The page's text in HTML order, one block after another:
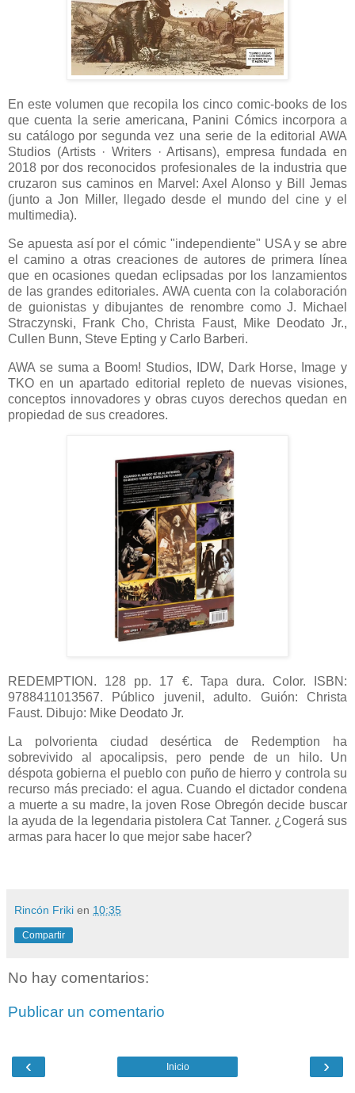
En este volumen que recopila los cinco comic-books de los
que cuenta la serie americana, Panini Cómics incorpora a
su catálogo por segunda vez una serie de la editorial AWA
Studios (Artists · Writers · Artisans), empresa fundada en
2018 por dos reconocidos profesionales de la industria que
cruzaron sus caminos en Marvel: Axel Alonso y Bill Jemas
(junto a Jon Miller, llegado desde el mundo del cine y el
multimedia).
Se apuesta así por el cómic "independiente" USA y se abre
el camino a otras creaciones de autores de primera línea
que en ocasiones quedan eclipsadas por los lanzamientos
de las grandes editoriales. AWA cuenta con la colaboración
de guionistas y dibujantes de renombre como J. Michael
Straczynski, Frank Cho, Christa Faust, Mike Deodato Jr.,
Cullen Bunn, Steve Epting y Carlo Barberi.
AWA se suma a Boom! Studios, IDW, Dark Horse, Image y
TKO en un apartado editorial repleto de nuevas visiones,
conceptos innovadores y obras cuyos derechos quedan en
propiedad de sus creadores.
REDEMPTION. 128 pp. 17 €. Tapa dura. Color. ISBN:
9788411013567. Público juvenil, adulto. Guión: Christa
Faust. Dibujo: Mike Deodato Jr.
La polvorienta ciudad desértica de Redemption ha
sobrevivido al apocalipsis, pero pende de un hilo. Un
déspota gobierna el pueblo con puño de hierro y controla su
recurso más preciado: el agua. Cuando el dictador condena
a muerte a su madre, la joven Rose Obregón decide buscar
la ayuda de la legendaria pistolera Cat Tanner. ¿Cogerá sus
armas para hacer lo que mejor sabe hacer?
Rincón Friki en 10:35
Compartir
No hay comentarios:
Publicar un comentario
‹ ›
Inicio